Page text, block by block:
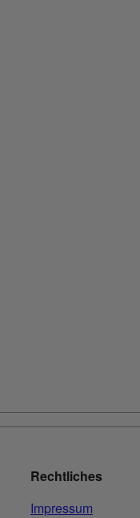
Rechtliches
Impressum